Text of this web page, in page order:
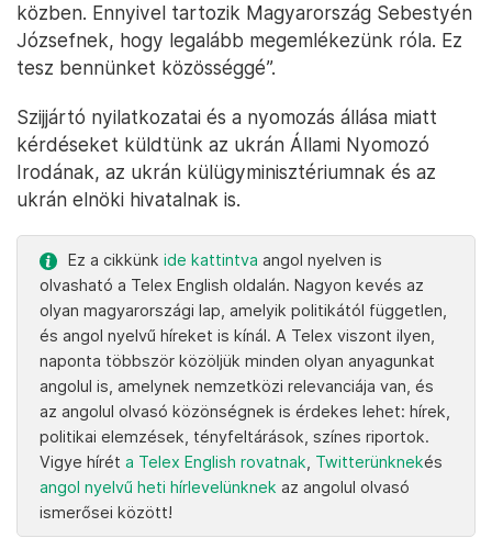
közben. Ennyivel tartozik Magyarország Sebestyén
Józsefnek, hogy legalább megemlékezünk róla. Ez
tesz bennünket közösséggé”.
Szijjártó nyilatkozatai és a nyomozás állása miatt
kérdéseket küldtünk az ukrán Állami Nyomozó
Irodának, az ukrán külügyminisztériumnak és az
ukrán elnöki hivatalnak is.
Ez a cikkünk ide kattintva angol nyelven is
olvasható a Telex English oldalán. Nagyon kevés az
olyan magyarországi lap, amelyik politikától független,
és angol nyelvű híreket is kínál. A Telex viszont ilyen,
naponta többször közöljük minden olyan anyagunkat
angolul is, amelynek nemzetközi relevanciája van, és
az angolul olvasó közönségnek is érdekes lehet: hírek,
politikai elemzések, tényfeltárások, színes riportok.
Vigye hírét a Telex English rovatnak Twitterünknekés
angol nyelvű heti hírlevelünknek az angolul olvasó
ismerősei között!